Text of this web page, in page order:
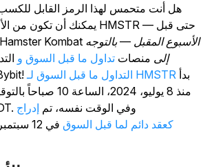
هل أنت متحمس لهذا الرمز القابل للكسب
يمكنك أن تكون من الأوائل للحصول على HMSTR — حتى قبل
الإسقاط الجوي لـHamster Kombat الأسبوع المقبل — بالتوجه
إلىمنصاتتداول ما قبل السوقو
السوق الخاصة بـ Bybit!
التداول ما قبل السوق لـ HMSTR
منذ 8 يوليو، 2024، الساعة 10
أرضية 0.001 USDT. وفي الوقت نفسه، تم إدراج
HMSTRUSDT كعقد دائم لما قبل السوق
في 12 سبتمبر،